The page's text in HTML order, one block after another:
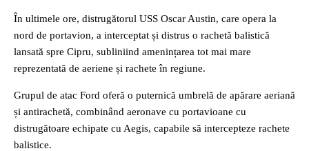
În ultimele ore, distrugătorul USS Oscar Austin, care opera la
nord de portavion, a interceptat și distrus o rachetă balistică
lansată spre Cipru, subliniind amenințarea tot mai mare
reprezentată de aeriene și rachete în regiune.
Grupul de atac Ford oferă o puternică umbrelă de apărare aeriană
și antirachetă, combinând aeronave cu portavioane cu
distrugătoare echipate cu Aegis, capabile să intercepteze rachete
balistice.